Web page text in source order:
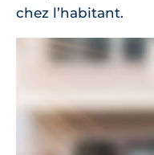
chez l’habitant.